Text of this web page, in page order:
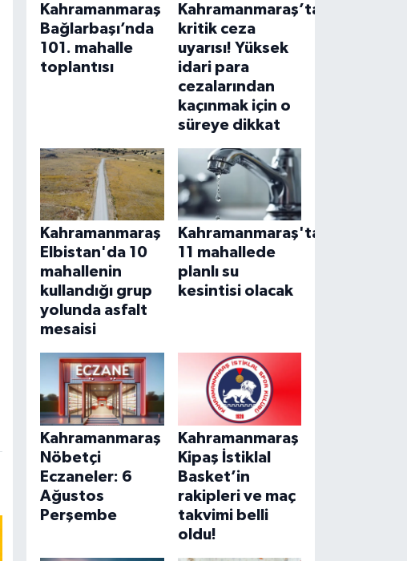
Kahramanmaraş
Bağlarbaşı’nda
101. mahalle
toplantısı
Kahramanmaraş’ta
kritik ceza
uyarısı! Yüksek
idari para
cezalarından
kaçınmak için o
süreye dikkat
Kahramanmaraş
Elbistan'da 10
mahallenin
kullandığı grup
yolunda asfalt
mesaisi
Kahramanmaraş'ta
11 mahallede
planlı su
kesintisi olacak
Kahramanmaraş
Nöbetçi
Eczaneler: 6
Ağustos
Perşembe
Kahramanmaraş
Kipaş İstiklal
Basket’in
rakipleri ve maç
takvimi belli
oldu!